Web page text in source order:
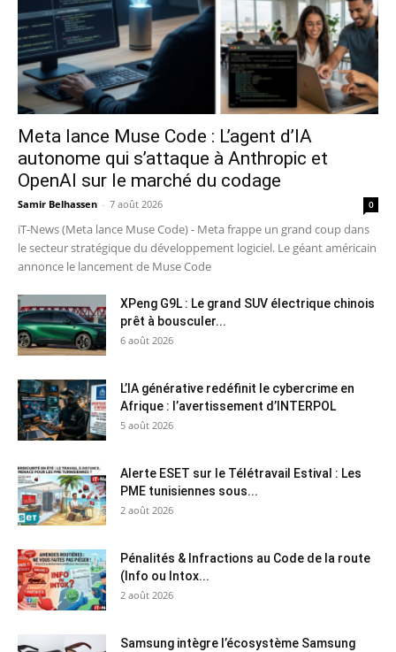
Meta lance Muse Code : L’agent d’IA
autonome qui s’attaque à Anthropic et
OpenAI sur le marché du codage
Samir Belhassen - 7 août 2026 0
iT-News (Meta lance Muse Code) - Meta frappe un grand coup dans
le secteur stratégique du développement logiciel. Le géant américain
annonce le lancement de Muse Code
XPeng G9L : Le grand SUV électrique chinois
prêt à bousculer...
6 août 2026
L’IA générative redéfinit le cybercrime en
Afrique : l’avertissement d’INTERPOL
5 août 2026
Alerte ESET sur le Télétravail Estival : Les
PME tunisiennes sous...
2 août 2026
Pénalités & Infractions au Code de la route
(Info ou Intox...
2 août 2026
Samsung intègre l’écosystème Samsung